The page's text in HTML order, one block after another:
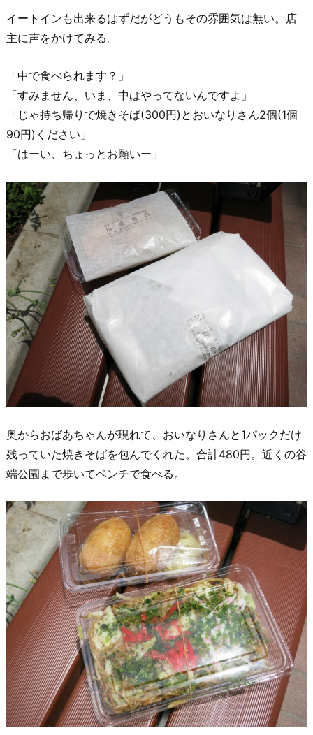
イートインも出来るはずだがどうもその雰囲気は無い。店
主に声をかけてみる。
「中で食べられます？」
「すみません、いま、中はやってないんですよ」
「じゃ持ち帰りで焼きそば(300円)とおいなりさん2個(1個
90円)ください」
「はーい、ちょっとお願いー」
奥からおばあちゃんが現れて、おいなりさんと1パックだけ
残っていた焼きそばを包んでくれた。合計480円。近くの谷
端公園まで歩いてベンチで食べる。